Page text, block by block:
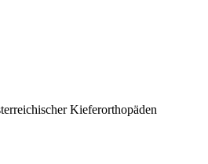
Kieferorthopäden